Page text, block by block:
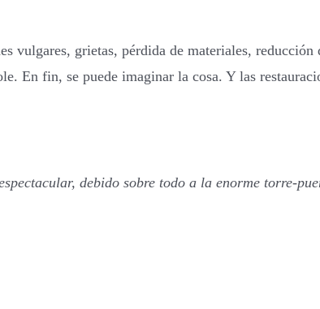
vulgares, grietas, pérdida de materiales,
En fin, se puede imaginar la cosa. Y las
debido sobre todo a la enorme torre-